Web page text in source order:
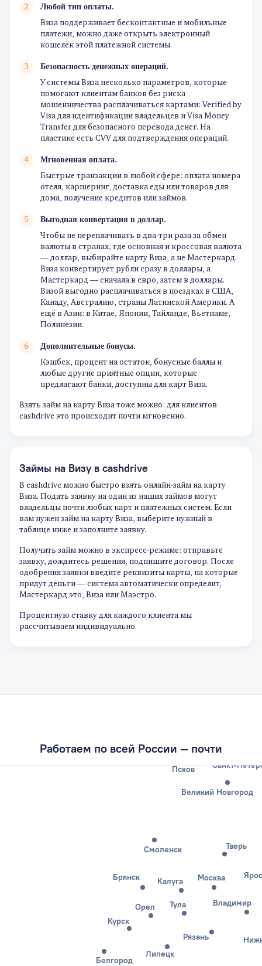
Любой тип оплаты.
Виза поддерживает бесконтактные и мобильные
платежи, можно даже открыть электронный
кошелёк этой платёжной системы.
Безопасность денежных операций.
У системы Виза несколько параметров, которые
помогают клиентам банков без риска
мошенничества расплачиваться картами: Verified by
Visa для идентификации владельцев и Visa Money
Transfer для безопасного перевода денег. На
пластике есть CVV для подтверждения операций.
Мгновенная оплата.
Быстрые транзакции в любой сфере: оплата номера
отеля, каршеринг, доставка еды или товаров для
дома, получение кредитов или займов.
Выгодная конвертация в доллар.
Чтобы не переплачивать в два-три раза за обмен
валюты в странах, где основная и кроссовая валюта
— доллар, выбирайте карту Виза, а не Мастеркард.
Виза конвертирует рубли сразу в доллары, а
Мастеркард — сначала в евро, затем в доллары.
Визой выгодно расплачиваться в поездках в США,
Канаду, Австралию, страны Латинской Америки. А
ещё в Азии: в Китае, Японии, Тайланде, Вьетнаме,
Полинезии.
Дополнительные бонусы.
Кэшбек, процент на остаток, бонусные баллы и
любые другие приятные опции, которые
предлагают банки, доступны для карт Виза.
Взять займ на карту Виза тоже можно: для клиентов
cashdrive это происходит почти мгновенно.
Займы на Визу в cashdrive
В cashdrive можно быстро взять онлайн-займ на карту
Виза. Подать заявку на один из наших займов могут
владельцы почти любых карт и платежных систем. Если
вам нужен займ на карту Виза, выберите нужный в
таблице ниже и заполните заявку.
Получить займ можно в экспресс-режиме: отправьте
заявку, дождитесь решения, подпишите договор. После
одобрения заявки введите реквизиты карты, на которые
придут деньги — система автоматически определит,
Мастеркард это, Виза или Маэстро.
Процентную ставку для каждого клиента мы
рассчитываем индивидуально.
Работаем по всей России — почти
Псков
Великий Новгород
Калуга
Тверь
Смоленск
Белгород
Санкт-
Москва
Тула
Орел
Курск
Брянск
Липецк
Рязань
Владимир